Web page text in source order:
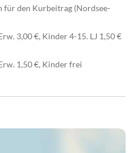
für den Kurbeitrag (Nordsee-
3,00 €, Kinder 4-15. LJ 1,50 €
1,50 €, Kinder frei